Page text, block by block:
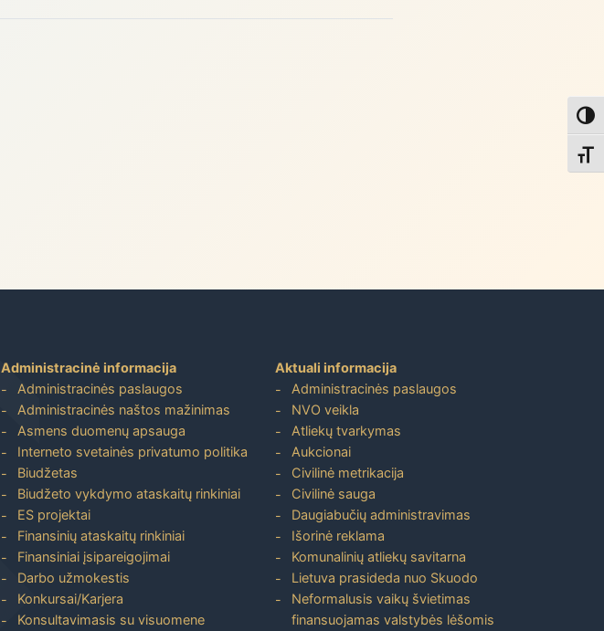
Administracinė informacija
Administracinės paslaugos
Administracinės naštos mažinimas
Asmens duomenų apsauga
Interneto svetainės privatumo politika
Biudžetas
Biudžeto vykdymo ataskaitų rinkiniai
ES projektai
Finansinių ataskaitų rinkiniai
Finansiniai įsipareigojimai
Darbo užmokestis
Konkursai/Karjera
Konsultavimasis su visuomene
Aktuali informacija
Administracinės paslaugos
NVO veikla
Atliekų tvarkymas
Aukcionai
Civilinė metrikacija
Civilinė sauga
Daugiabučių administravimas
Išorinė reklama
Komunalinių atliekų savitarna
Lietuva prasideda nuo Skuodo
Neformalusis vaikų švietimas
finansuojamas valstybės lėšomis